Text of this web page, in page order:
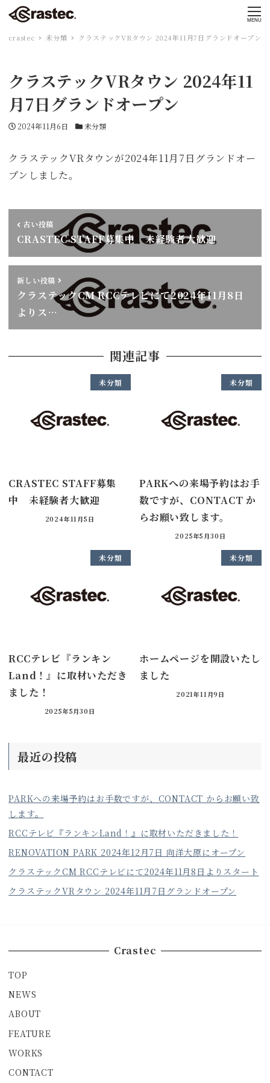
MENU
crastec 未分類 クラステックVRタウン 2024年11月7日グランドオープン
クラステックVRタウン 2024年11
月7日グランドオープン
投稿日
2024年11月6日 カテゴリー
未分類
クラステックVRタウンが2024年11月7日グランドオー
プンしました。
古い投稿
CRASTEC STAFF募集中 未経験者大歓迎
新しい投稿
クラステックCM RCCテレビにて2024年11月8日
よりス…
関連記事
未分類
CRASTEC STAFF募集
中 未経験者大歓迎
2024年11月5日
未分類
PARKへの来場予約はお手
数ですが、CONTACT か
らお願い致します。
2025年5月30日
未分類
RCCテレビ『ランキン
Land！』に取材いただき
ました！
2025年5月30日
未分類
ホームページを開設いたし
ました
2021年11月9日
最近の投稿
PARKへの来場予約はお手数ですが、CONTACT からお願い致
します。
RCCテレビ『ランキンLand！』に取材いただきました！
RENOVATION PARK 2024年12月7日 向洋大原にオープン
クラステックCM RCCテレビにて2024年11月8日よりスタート
クラステックVRタウン 2024年11月7日グランドオープン
Crastec
TOP
NEWS
ABOUT
FEATURE
WORKS
CONTACT